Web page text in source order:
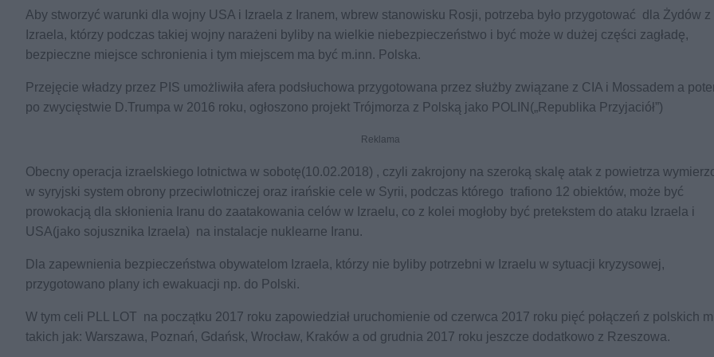
Aby stworzyć warunki dla wojny USA i Izraela z Iranem, wbrew stanowisku Rosji, potrzeba było przygotować dla Żydów z
Izraela, którzy podczas takiej wojny narażeni byliby na wielkie niebezpieczeństwo i być może w dużej części zagładę,
bezpieczne miejsce schronienia i tym miejscem ma być m.inn. Polska.
Przejęcie władzy przez PIS umożliwiła afera podsłuchowa przygotowana przez służby związane z CIA i Mossadem a
po zwycięstwie D.Trumpa w 2016 roku, ogłoszono projekt Trójmorza z Polską jako POLIN(„Republika Przyjaciół”)
Reklama
Obecny operacja izraelskiego lotnictwa w sobotę(10.02.2018) , czyli zakrojony na szeroką skalę atak z powietrza
w syryjski system obrony przeciwlotniczej oraz irańskie cele w Syrii, podczas którego trafiono 12 obiektów, może być
prowokacją dla skłonienia Iranu do zaatakowania celów w Izraelu, co z kolei mogłoby być pretekstem do ataku Izraela i
USA(jako sojusznika Izraela) na instalacje nuklearne Iranu.
Dla zapewnienia bezpieczeństwa obywatelom Izraela, którzy nie byliby potrzebni w Izraelu w sytuacji kryzysowej,
przygotowano plany ich ewakuacji np. do Polski.
W tym celi PLL LOT na początku 2017 roku zapowiedział uruchomienie od czerwca 2017 roku pięć połączeń z polskich
takich jak: Warszawa, Poznań, Gdańsk, Wrocław, Kraków a od grudnia 2017 roku jeszcze dodatkowo z Rzeszowa.